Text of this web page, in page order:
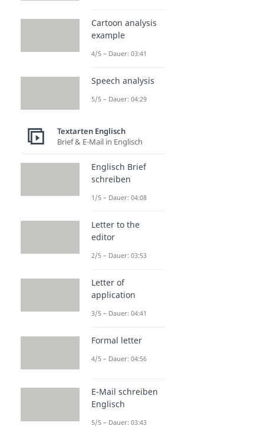
Cartoon analysis
example
4/5 – Dauer: 03:41
Speech analysis
5/5 – Dauer: 04:29
Textarten Englisch
Brief & E-Mail in Englisch
Englisch Brief
schreiben
1/5 – Dauer: 04:08
Letter to the
editor
2/5 – Dauer: 03:53
Letter of
application
3/5 – Dauer: 04:41
Formal letter
4/5 – Dauer: 04:56
E-Mail schreiben
Englisch
5/5 – Dauer: 03:43